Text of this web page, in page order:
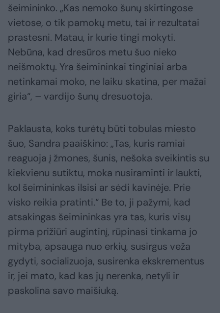
šeimininko. „Kas nemoko šunų skirtingose
vietose, o tik pamokų metu, tai ir rezultatai
prastesni. Matau, ir kurie tingi mokyti.
Nebūna, kad dresūros metu šuo nieko
neišmoktų. Yra šeimininkai tinginiai arba
netinkamai moko, ne laiku skatina, per mažai
giria“, – vardijo šunų dresuotoja.
Paklausta, koks turėtų būti tobulas miesto
šuo, Sandra paaiškino: „Tas, kuris ramiai
reaguoja į žmones, šunis, nešoka sveikintis su
kiekvienu sutiktu, moka nusiraminti ir laukti,
kol šeimininkas ilsisi ar sėdi kavinėje. Prie
visko reikia pratinti.“ Be to, ji pažymi, kad
atsakingas šeimininkas yra tas, kuris visų
pirma prižiūri augintinį, rūpinasi tinkama jo
mityba, apsauga nuo erkių, susirgus veža
gydyti, socializuoja, susirenka ekskrementus
ir, jei mato, kad kas jų nerenka, netyli ir
paskolina savo maišiuką.